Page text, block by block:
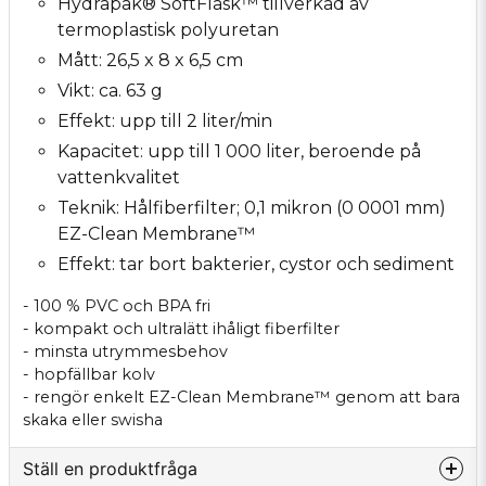
termoplastisk polyuretan
Mått: 26,5 x 8 x 6,5 cm
Vikt: ca. 63 g
Effekt: upp till 2 liter/min
Kapacitet: upp till 1 000 liter, beroende på
vattenkvalitet
Teknik: Hålfiberfilter; 0,1 mikron (0 0001 mm)
EZ-Clean Membrane™
Effekt: tar bort bakterier, cystor och sediment
- 100 % PVC och BPA fri
- kompakt och ultralätt ihåligt fiberfilter
- minsta utrymmesbehov
- hopfällbar kolv
- rengör enkelt EZ-Clean Membrane™ genom att bara
skaka eller swisha
Ställ en produktfråga